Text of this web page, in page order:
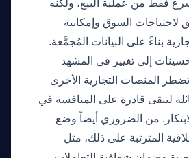
يُسرع فقط من عملية البيع، ولكنه
لاحتياجات السوق وإمكانية
بناءً على البيانات المُجمَّعة.
إلى تغيير في المشهد
المنصات التجارية الأخرى
لتبقى قادرة على المنافسة في
من الضروري أيضاً وضع
المترتبة على ذلك، مثل